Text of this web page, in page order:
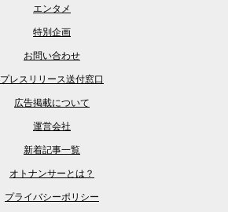
エンタメ
特別企画
お問い合わせ
プレスリリース送付窓口
広告掲載について
運営会社
新着記事一覧
オトナンサーとは？
プライバシーポリシー